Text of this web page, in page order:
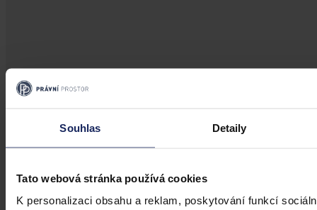
Souhlas Detaily
Tato webová stránka používá cookies
K personalizaci obsahu a reklam, poskytování funkcí